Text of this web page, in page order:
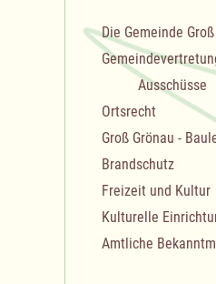
Navigation
überspringen
Die Gemeinde
Ausschüsse
Ortsrecht
Groß Grönau -
Brandschutz
Freizeit und Kultur
Kulturelle
Amtliche